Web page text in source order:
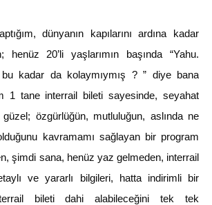
dünyanın kapılarını ardına kadar
henüz 20’li yaşlarımın başında “Yahu.
kadar da kolaymıymış ? ” diye bana
1 tane interrail bileti sayesinde, seyahat
özgürlüğün, mutluluğun, aslında ne
kavramamı sağlayan bir program
şimdi sana, henüz yaz gelmeden, interrail
ve yararlı bilgileri, hatta indirimli bir
bileti dahi alabileceğini tek tek